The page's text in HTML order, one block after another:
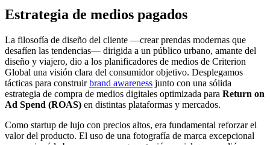
Estrategia de medios pagados
La filosofía de diseño del cliente —crear prendas modernas que
desafíen las tendencias— dirigida a un público urbano, amante del
diseño y viajero, dio a los planificadores de medios de Criterion
Global una visión clara del consumidor objetivo. Desplegamos
tácticas para construirbrand awareness junto con una sólida
estrategia de compra de medios digitales optimizada para Return on
Ad Spend (ROAS) en distintas plataformas y mercados.
Como startup de lujo con precios altos, era fundamental reforzar el
valor del producto. El uso de una fotografía de marca excepcional